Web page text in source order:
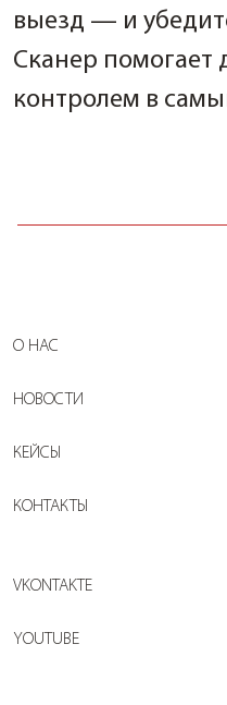
выезд — и
Сканер помогает
контролем в
О НАС
НОВОСТИ
КЕЙСЫ
КОНТАКТЫ
VKONTAKTE
YOUTUBE